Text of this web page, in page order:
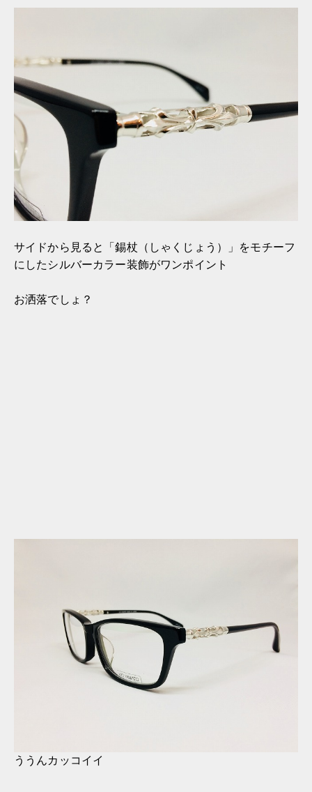
サイドから見ると「錫杖（しゃくじょう）」をモチーフ
にしたシルバーカラー装飾がワンポイント
お洒落でしょ？
ううんカッコイイ